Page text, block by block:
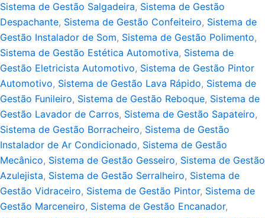
Sistema de Gestão Salgadeira, Sistema de Gestão
Despachante, Sistema de Gestão Confeiteiro, Sistema de
Gestão Instalador de Som, Sistema de Gestão Polimento,
Sistema de Gestão Estética Automotiva, Sistema de
Gestão Eletricista Automotivo, Sistema de Gestão Pintor
Automotivo, Sistema de Gestão Lava Rápido, Sistema de
Gestão Funileiro, Sistema de Gestão Reboque, Sistema de
Gestão Lavador de Carros, Sistema de Gestão Sapateiro,
Sistema de Gestão Borracheiro, Sistema de Gestão
Instalador de Ar Condicionado, Sistema de Gestão
Mecânico, Sistema de Gestão Gesseiro, Sistema de Gestão
Azulejista, Sistema de Gestão Serralheiro, Sistema de
Gestão Vidraceiro, Sistema de Gestão Pintor, Sistema de
Gestão Marceneiro, Sistema de Gestão Encanador,